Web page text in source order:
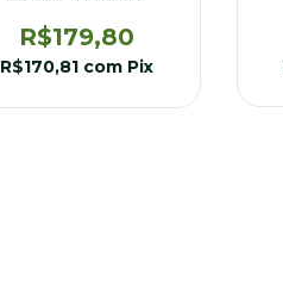
R$179,80
R$170,81 com Pix